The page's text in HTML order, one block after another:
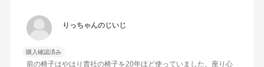
りっちゃんのじいじ
購入確認済み
前の椅子はやはり貴社の椅子を20年ほど使っていました。座り心